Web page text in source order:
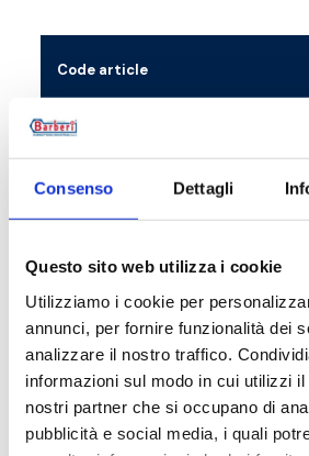
Consenso Dettagli
Questo sito web utilizza i cookie
Utilizziamo i cookie per
annunci, per fornire funzionalità dei
analizzare il nostro traffico.
informazioni sul modo in cui utilizzi
nostri partner che si occupano di
pubblicità e social media, i quali
Code article
V3804000010
Description
Documentation